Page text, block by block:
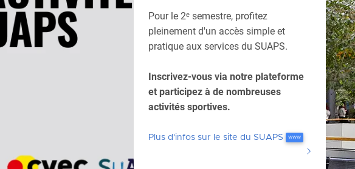
stage ou un
emploi?
les offres d'emplois et de stages
qui nous sont transmises par les
entreprises directement sur le site!
Plateforme carrière URCA